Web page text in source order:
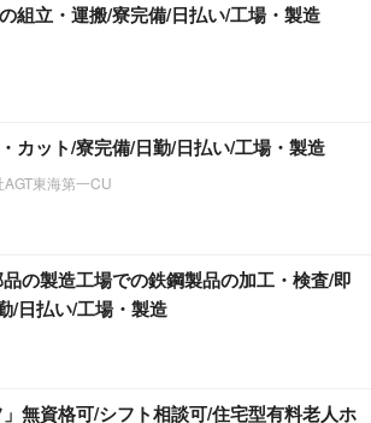
組立・運搬/寮完備/日払い/工場・製造
カット/寮完備/日勤/日払い/工場・製造
東海第一CU
品の製造工場での鉄鋼製品の加工・検査/即
/日払い/工場・製造
」無資格可/シフト相談可/住宅型有料老人ホ